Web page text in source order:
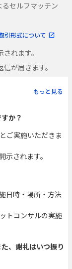
セルフマッチン
引形式について
れます。
が届きます。
もっと見る
か？
ご実施いただきま
されます。
日時・場所・方法
トコンサルの実施
、謝礼はいつ振り